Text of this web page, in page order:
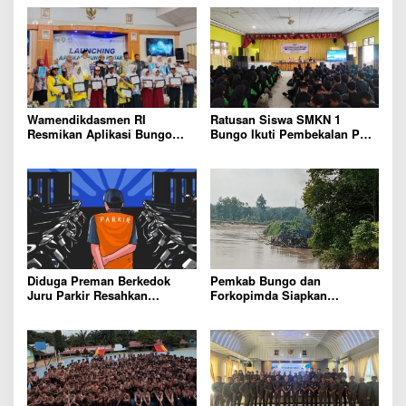
Wamendikdasmen RI
Resmikan Aplikasi Bungo
Mutu Pendidikan
Ratusan Siswa SMKN 1
Bungo Ikuti Pembekalan PKL,
Diduga Preman Berkedok
Juru Parkir Resahkan
Diminta Segera Bertindak
Pemkab Bungo dan
Forkopimda Siapkan
Dari Panglima TNI dan Mabes
polri Pusat